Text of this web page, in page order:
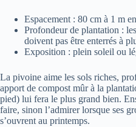
Espacement : 80 cm à 1 m
Profondeur de plantation :
doivent pas être enterrés à
Exposition : plein soleil ou
La pivoine aime les sols riches,
apport de compost mûr à la
pied) lui fera le plus grand bien.
faire, sinon l’admirer lorsque ses
s’ouvrent au printemps.